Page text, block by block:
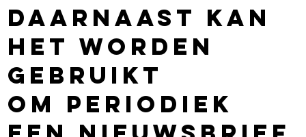
Daarnaast kan
het worden
gebruikt
om periodiek